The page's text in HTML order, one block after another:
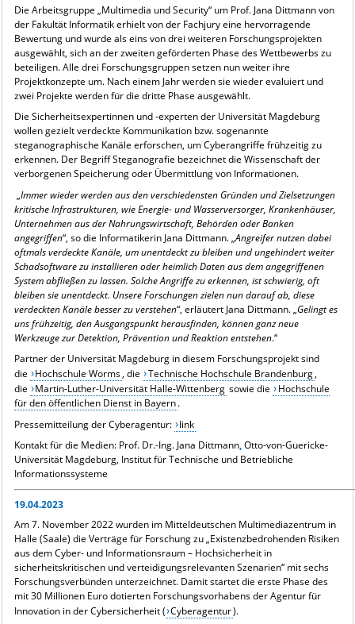
Die Arbeitsgruppe „Multimedia und Security“ um Prof. Jana Dittmann von
der Fakultät Informatik erhielt von der Fachjury eine hervorragende
Bewertung und wurde als eins von drei weiteren Forschungsprojekten
ausgewählt, sich an der zweiten geförderten Phase des Wettbewerbs zu
beteiligen. Alle drei Forschungsgruppen setzen nun weiter ihre
Projektkonzepte um. Nach einem Jahr werden sie wieder evaluiert und
zwei Projekte werden für die dritte Phase ausgewählt.
Die Sicherheitsexpertinnen und -experten der Universität Magdeburg
wollen gezielt verdeckte Kommunikation bzw. sogenannte
steganographische Kanäle erforschen, um Cyberangriffe frühzeitig zu
erkennen. Der Begriff Steganografie bezeichnet die Wissenschaft der
verborgenen Speicherung oder Übermittlung von Informationen.
„Immer wieder werden aus den verschiedensten Gründen und Zielsetzungen
kritische Infrastrukturen, wie Energie- und Wasserversorger, Krankenhäuser,
Unternehmen aus der Nahrungswirtschaft, Behörden oder Banken
angegriffen“, so die Informatikerin Jana Dittmann. „Angreifer nutzen dabei
oftmals verdeckte Kanäle, um unentdeckt zu bleiben und ungehindert weiter
Schadsoftware zu installieren oder heimlich Daten aus dem angegriffenen
System abfließen zu lassen. Solche Angriffe zu erkennen, ist schwierig, oft
bleiben sie unentdeckt. Unsere Forschungen zielen nun darauf ab, diese
verdeckten Kanäle besser zu verstehen“, erläutert Jana Dittmann. „Gelingt es
uns frühzeitig, den Ausgangspunkt herausfinden, können ganz neue
Werkzeuge zur Detektion, Prävention und Reaktion entstehen.“
Partner der Universität Magdeburg in diesem Forschungsprojekt sind
die
Hochschule Worms, die Technische Hochschule Brandenburg,
die
Martin-Luther-Universität Halle-Wittenberg sowie die
Hochschule
für den öffentlichen Dienst in Bayern.
Pressemitteilung der Cyberagentur: link
Kontakt für die Medien: Prof. Dr.-Ing. Jana Dittmann,Otto-von-Guericke-
Universität Magdeburg, Institut für Technische und Betriebliche
Informationssysteme
19.04.2023
Am 7. November 2022 wurden im Mitteldeutschen Multimediazentrum in
Halle (Saale) die Verträge für Forschung zu „Existenzbedrohenden Risiken
aus dem Cyber- und Informationsraum – Hochsicherheit in
sicherheitskritischen und verteidigungsrelevanten Szenarien“ mit sechs
Forschungsverbünden unterzeichnet. Damit startet die erste Phase des
mit 30 Millionen Euro dotierten Forschungsvorhabens der Agentur für
Innovation in der Cybersicherheit ( Cyberagentur).